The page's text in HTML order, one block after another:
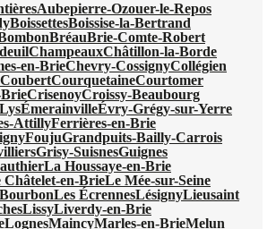
Aubepierre-Ozouer-le-Repos
BoissettesBoissise-la-Bertrand
BréauBrie-Comte-Robert
ChampeauxChâtillon-la-Borde
en-BrieChevry-CossignyCollégien
CoubertCourquetaineCourtomer
CrisenoyCroissy-Beaubourg
ÉmerainvilleÉvry-Grégy-sur-Yerre
AttillyFerrières-en-Brie
FoujuGrandpuits-Bailly-Carrois
Grisy-SuisnesGuignes
La Houssaye-en-Brie
Châtelet-en-BrieLe Mée-sur-Seine
Les ÉcrennesLésignyLieusaint
LissyLiverdy-en-Brie
LognesMaincyMarles-en-BrieMelun